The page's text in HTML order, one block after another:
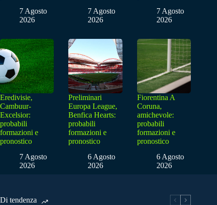
7 Agosto
2026
7 Agosto
2026
7 Agosto
2026
Eredivisie,
Cambuur-
Excelsior:
probabili
formazioni e
pronostico
7 Agosto
2026
Preliminari
Europa League,
Benfica Hearts:
probabili
formazioni e
pronostico
6 Agosto
2026
Fiorentina A
Coruna,
amichevole:
probabili
formazioni e
pronostico
6 Agosto
2026
Di tendenza